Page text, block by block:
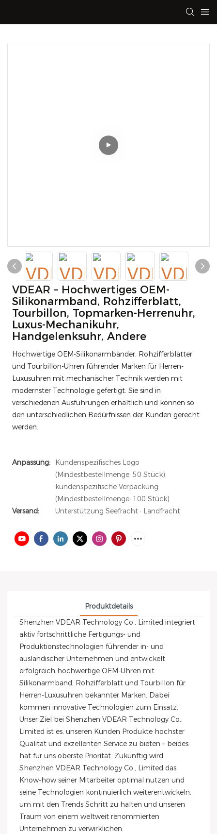
VDEAR – Hochwertiges OEM-
Silikonarmband, Rohzifferblatt,
Tourbillon, Topmarken-Herrenuhr,
Luxus-Mechanikuhr,
Handgelenksuhr, Andere
Hochwertige OEM-Silikonarmbänder, Rohzifferblätter
und Tourbillon-Uhren führender Marken für Herren-
Luxusuhren mit mechanischer Technik werden mit
modernster Technologie gefertigt. Sie sind in
verschiedenen Ausführungen erhältlich und können so
den unterschiedlichen Bedürfnissen der Kunden gerecht
werden.
Anpassung:
Kundenspezifisches Logo
(Mindestbestellmenge: 50 Stück),
kundenspezifische Verpackung
(Mindestbestellmenge: 100 Stück)
Versand:
Unterstützung Seefracht · Landfracht
Produktdetails
Shenzhen VDEAR Technology Co., Limited integriert
aktiv fortschrittliche Fertigungs- und
Produktionstechnologien führender in- und
ausländischer Unternehmen und entwickelt
erfolgreich hochwertige OEM-Uhren mit
Silikonarmband, Rohzifferblatt und Tourbillon für
Herren-Luxusuhren bekannter Marken. Dabei
kommen innovative Technologien zum Einsatz.
Unser Ziel bei Shenzhen VDEAR Technology Co.,
Limited ist es, unseren Kunden Produkte höchster
Qualität und exzellenten Service zu bieten – beides
hat für uns oberste Priorität. Zukünftig wird
Shenzhen VDEAR Technology Co., Limited das
Know-how seiner Mitarbeiter optimal nutzen und
seine Technologien kontinuierlich weiterentwickeln,
um mit den Trends Schritt zu halten und unseren
Traum von einem weltweit renommierten
Unternehmen zu verwirklichen.